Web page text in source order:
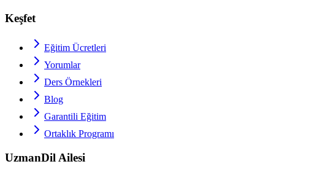
Keşfet
Eğitim Ücretleri
Yorumlar
Ders Örnekleri
Blog
Garantili Eğitim
Ortaklık Programı
UzmanDil Ailesi